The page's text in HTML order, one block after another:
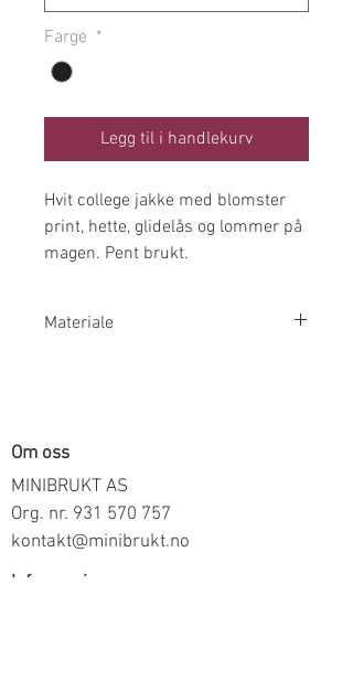
Farge *
Legg til i handlekurv
Hvit college jakke med blomster
print, hette, glidelås og lommer på
magen. Pent brukt.
Materiale
Om oss
MINIBRUKT AS
Org. nr. 931 570 757
kontakt@minibrukt.no
Informasjon